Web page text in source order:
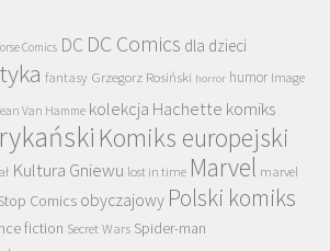
Comics DC DC Comics dla dzieci
fantasy Grzegorz Rosiński horror humor Image
Van Hamme kolekcja Hachette komiks
Komiks europejski
Kultura Gniewu lost in time Marvel marvel
Comics obyczajowy Polski komiks
fiction Secret Wars Spider-man